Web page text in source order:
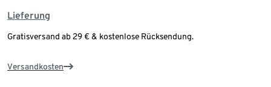
Lieferung
Gratisversand ab 29 € & kostenlose Rücksendung.
Versandkosten